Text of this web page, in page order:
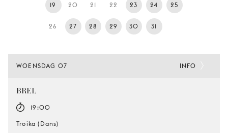
STEUN
ONS
19 20 21 22 23 24 25
26 27 28 29 30 31
WOENSDAG 07
BREL
19:00
Troika (Dans)
INFO